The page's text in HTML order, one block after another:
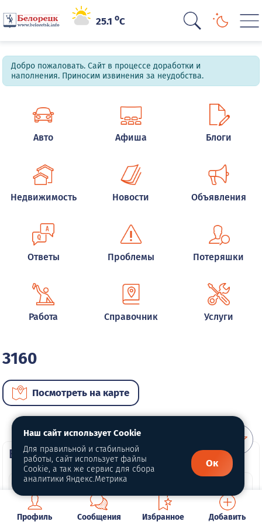
25.1oC
Добро пожаловать. Сайт в процессе доработки и
наполнения. Приносим извинения за неудобства.
Авто Афиша Блоги
Недвижимость Новости Объявления
Ответы Проблемы Потеряшки
Работа Справочник Услуги
3160
Посмотреть на карте
ВИП автомобили
Профиль Сообщения Избранное Добавить
Наш сайт использует Cookie
Для правильной и стабильной
работы, сайт использует файлы
Cookie, а так же сервис для сбора
аналитики Яндекс.Метрика
Ок